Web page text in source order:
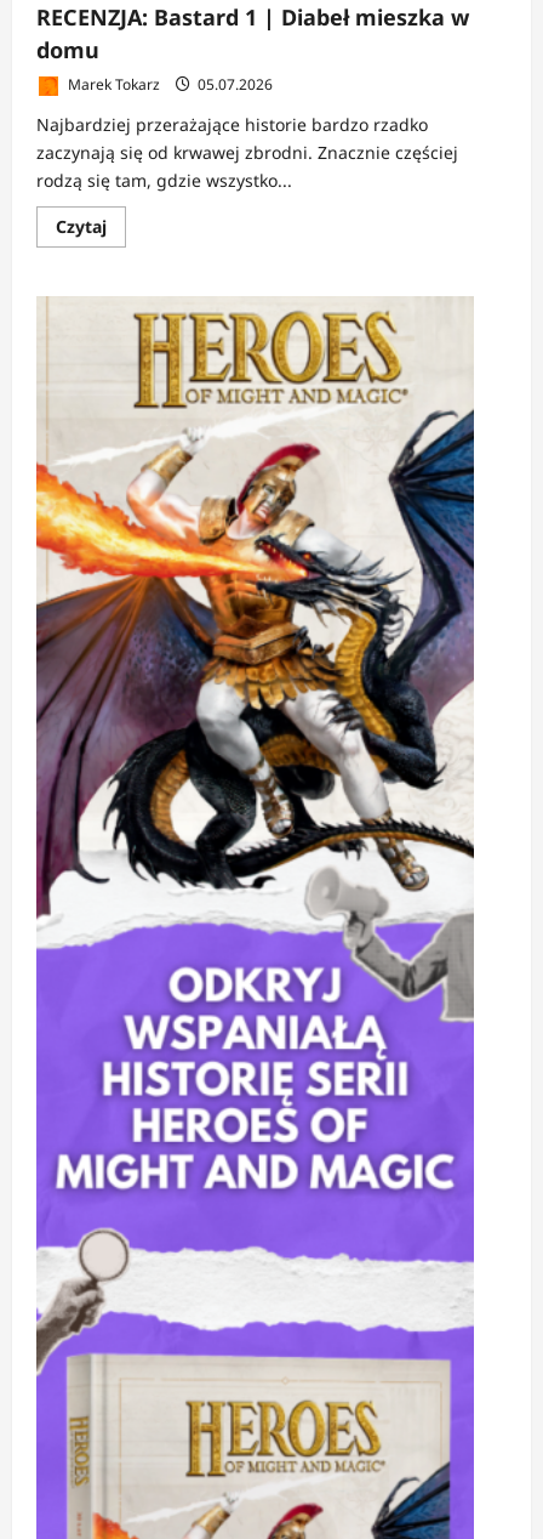
RECENZJA: Bastard 1 | Diabeł mieszka w
domu
Marek Tokarz 05.07.2026
Najbardziej przerażające historie bardzo rzadko
zaczynają się od krwawej zbrodni. Znacznie częściej
rodzą się tam, gdzie wszystko...
CzytajDowiedz
się
RECENZJA:
Bastard
Diabeł
mieszka
domu